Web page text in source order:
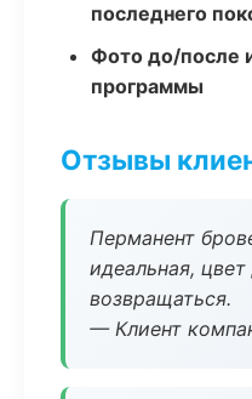
последнего
Фото до/после
программы
Отзывы
Перманент
идеальная,
возвращаться.
— Клиент